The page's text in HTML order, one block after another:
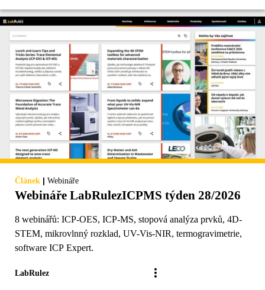
Článek | Webináře
Webináře LabRulezICPMS týden 28/2026
8 webinářů: ICP-OES, ICP-MS, stopová analýza prvků, 4D-
STEM, mikrovlnný rozklad, UV-Vis-NIR, termogravimetrie,
software ICP Expert.
LabRulez